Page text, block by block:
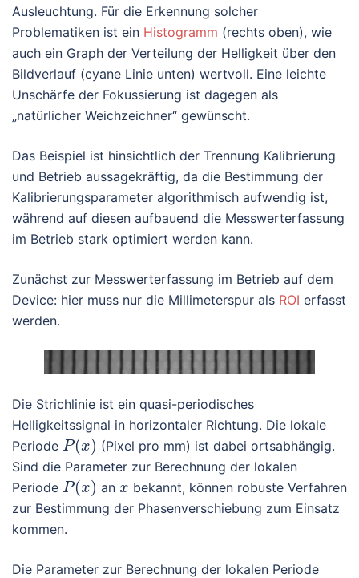
Ausleuchtung. Für die Erkennung solcher
Problematiken ist ein Histogramm (rechts oben), wie
auch ein Graph der Verteilung der Helligkeit über den
Bildverlauf (cyane Linie unten) wertvoll. Eine leichte
Unschärfe der Fokussierung ist dagegen als
„natürlicher Weichzeichner“ gewünscht.
Das Beispiel ist hinsichtlich der Trennung Kalibrierung
und Betrieb aussagekräftig, da die Bestimmung der
Kalibrierungsparameter algorithmisch aufwendig ist,
während auf diesen aufbauend die Messwerterfassung
im Betrieb stark optimiert werden kann.
Zunächst zur Messwerterfassung im Betrieb auf dem
Device: hier muss nur die Millimeterspur als ROI erfasst
werden.
Die Strichlinie ist ein quasi-periodisches
Helligkeitssignal in horizontaler Richtung. Die lokale
Periode P (x) (Pixel pro mm) ist dabei ortsabhängig.
Sind die Parameter zur Berechnung der lokalen
Periode P (x) an x bekannt, können robuste Verfahren
zur Bestimmung der Phasenverschiebung zum Einsatz
kommen.
Die Parameter zur Berechnung der lokalen Periode